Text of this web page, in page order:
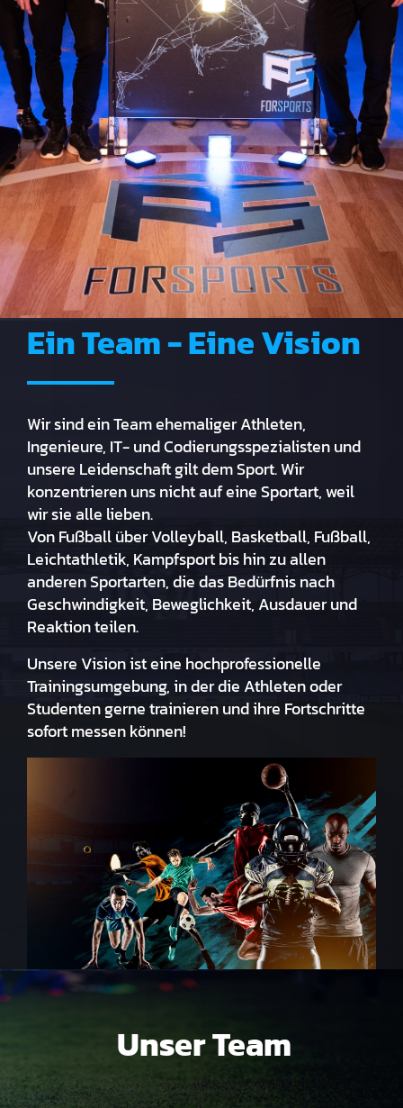
Ein Team - Eine Vision
Wir sind ein Team ehemaliger Athleten,
Ingenieure, IT- und Codierungsspezialisten und
unsere Leidenschaft gilt dem Sport. Wir
konzentrieren uns nicht auf eine Sportart, weil
wir sie alle lieben.
Von Fußball über Volleyball, Basketball, Fußball,
Leichtathletik, Kampfsport bis hin zu allen
anderen Sportarten, die das Bedürfnis nach
Geschwindigkeit, Beweglichkeit, Ausdauer und
Reaktion teilen.
Unsere Vision ist eine hochprofessionelle
Trainingsumgebung, in der die Athleten oder
Studenten gerne trainieren und ihre Fortschritte
sofort messen können!
Unser Team